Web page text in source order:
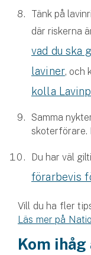
Företagsförsäkring
Bilförsäkring för
För förmedlare
Gruppförsäkringar
Kommunolycksfall
Försäkring via
Tänk på
där riskerna
vad du ska
laviner, och
kolla
Samma
skoterförare.
Du har väl
förarbevis
Vill du ha fler
Läs mer på
Kom